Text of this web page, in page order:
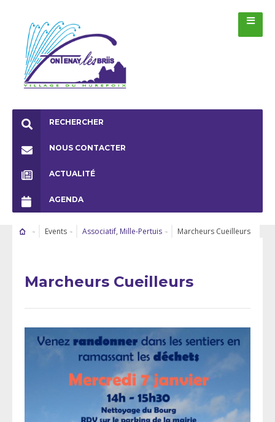
RECHERCHER
NOUS CONTACTER
ACTUALITÉ
AGENDA
Events Associatif, Mille-Pertuis Marcheurs Cueilleurs
Marcheurs Cueilleurs